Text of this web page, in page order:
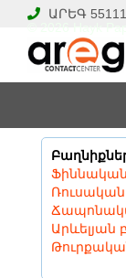
ԱՐԵԳ
Արևելյան